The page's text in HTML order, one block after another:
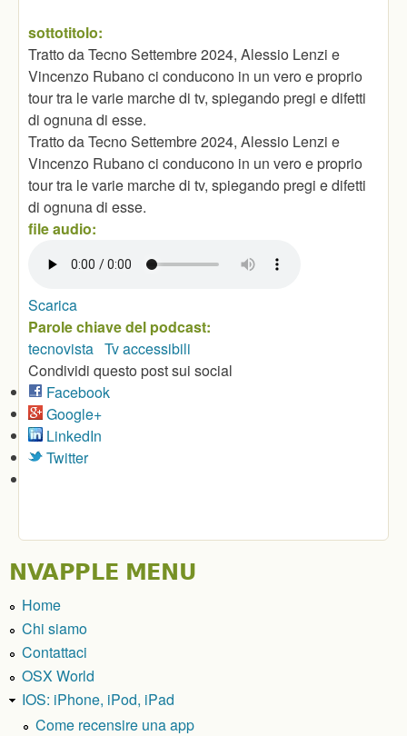
sottotitolo:
Tratto da Tecno Settembre 2024, Alessio Lenzi e
Vincenzo Rubano ci conducono in un vero e proprio
tour tra le varie marche di tv, spiegando pregi e difetti
di ognuna di esse.
Tratto da Tecno Settembre 2024, Alessio Lenzi e
Vincenzo Rubano ci conducono in un vero e proprio
tour tra le varie marche di tv, spiegando pregi e difetti
di ognuna di esse.
file audio:
Scarica
Parole chiave del podcast:
tecnovista Tv accessibili
Condividi questo post sui social
Facebook
Google+
LinkedIn
Twitter
NVAPPLE MENU
Home
Chi siamo
Contattaci
OSX World
IOS: iPhone, iPod, iPad
Come recensire una app